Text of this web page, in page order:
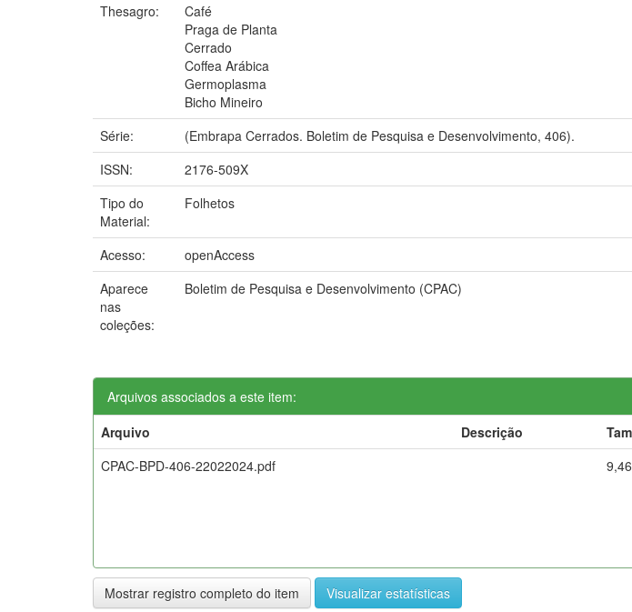
Thesagro:
Café
Praga de Planta
Cerrado
Coffea Arábica
Germoplasma
Bicho Mineiro
Série:
(Embrapa Cerrados. Boletim de Pesquisa e Desenvolvimento, 406).
ISSN:
2176-509X
Tipo do
Material:
Folhetos
Acesso:
openAccess
Aparece
nas
coleções:
Boletim de Pesquisa e Desenvolvimento (CPAC)
Arquivos associados a este item:
Arquivo
Descrição
CPAC-BPD-406-22022024.pdf
Mostrar registro completo do item Visualizar estatísticas